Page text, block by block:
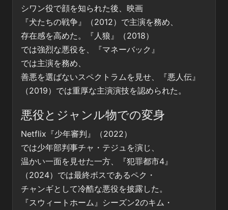
シワン役で顔を知られた後、映画
『犬たちの戦争』（2012）で主演を務め、
存在感を高めた。『人狼』（2018）
では強烈な悪役を、『マネーバック』
では主演を務め、
善悪を選ばないスペクトラムを見せ、『悪人伝』
（2019）では重厚な主演演技を認められた。
悪役とジャンル物での変身
Netflix『少年審判』（2022）
では少年部判事チャ・テジュを演じ、
温かい一面を見せた一方、『犯罪都市4』
（2024）では最終ボスであるペク・
チャンギとして冷酷な悪役を披露した。
『スウィートホーム』シーズン2のキム・